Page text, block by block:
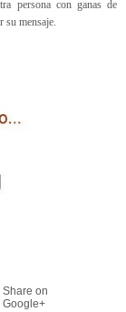
persona con ganas de
su mensaje.
Share on
Google+